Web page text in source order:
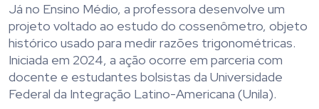
Já no Ensino Médio, a professora desenvolve um
projeto voltado ao estudo do cossenômetro, objeto
histórico usado para medir razões trigonométricas.
Iniciada em 2024, a ação ocorre em parceria com
docente e estudantes bolsistas da Universidade
Federal da Integração Latino-Americana (Unila).